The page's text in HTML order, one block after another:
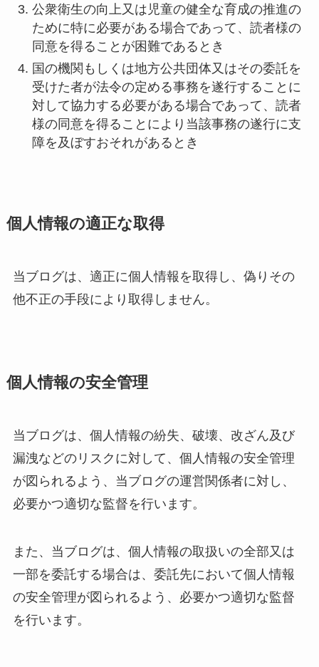
公衆衛生の向上又は児童の健全な育成の推進の
ために特に必要がある場合であって、読者様の
同意を得ることが困難であるとき
国の機関もしくは地方公共団体又はその委託を
受けた者が法令の定める事務を遂行することに
対して協力する必要がある場合であって、読者
様の同意を得ることにより当該事務の遂行に支
障を及ぼすおそれがあるとき
個人情報の適正な取得
当ブログは、適正に個人情報を取得し、偽りその
他不正の手段により取得しません。
個人情報の安全管理
当ブログは、個人情報の紛失、破壊、改ざん及び
漏洩などのリスクに対して、個人情報の安全管理
が図られるよう、当ブログの運営関係者に対し、
必要かつ適切な監督を行います。
また、当ブログは、個人情報の取扱いの全部又は
一部を委託する場合は、委託先において個人情報
の安全管理が図られるよう、必要かつ適切な監督
を行います。